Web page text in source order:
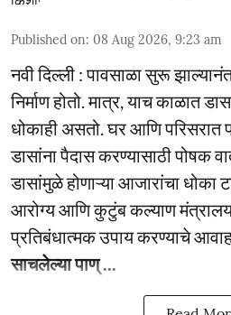
Published on: 08 Aug 2026, 9:23 am
नवी दिल्ली : पावसाळा सुरू
निर्माण होतो. मात्र, याच काळात
धोकाही असतो. घर आणि परिसरात
डासांना पैदास करण्यासाठी पोषक
डासांमुळे होणाऱ्या आजारांचा धोका
आरोग्य आणि कुटुंब कल्याण
प्रतिबंधात्मक उपाय करण्याचे
साचलेल्या पाण् ...